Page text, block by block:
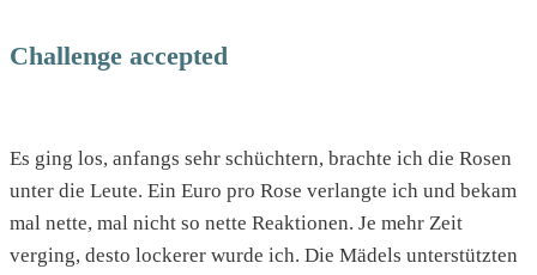
Challenge accepted
Es ging los, anfangs sehr schüchtern, brachte ich die Rosen
unter die Leute. Ein Euro pro Rose verlangte ich und bekam
mal nette, mal nicht so nette Reaktionen. Je mehr Zeit
verging, desto lockerer wurde ich. Die Mädels unterstützten